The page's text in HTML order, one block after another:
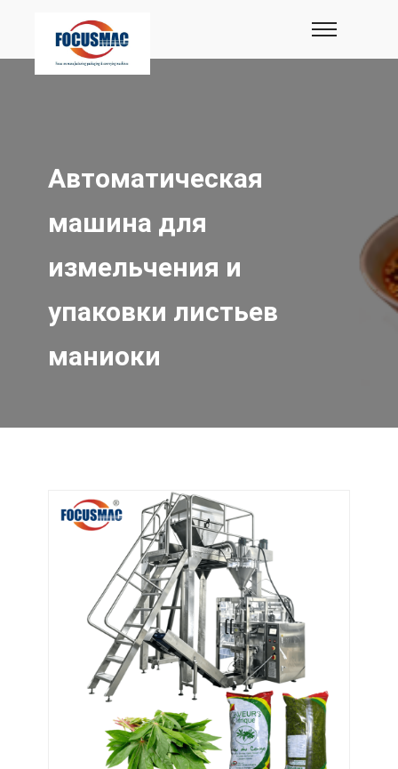
Автоматическая
машина для
измельчения и
упаковки листьев
маниоки